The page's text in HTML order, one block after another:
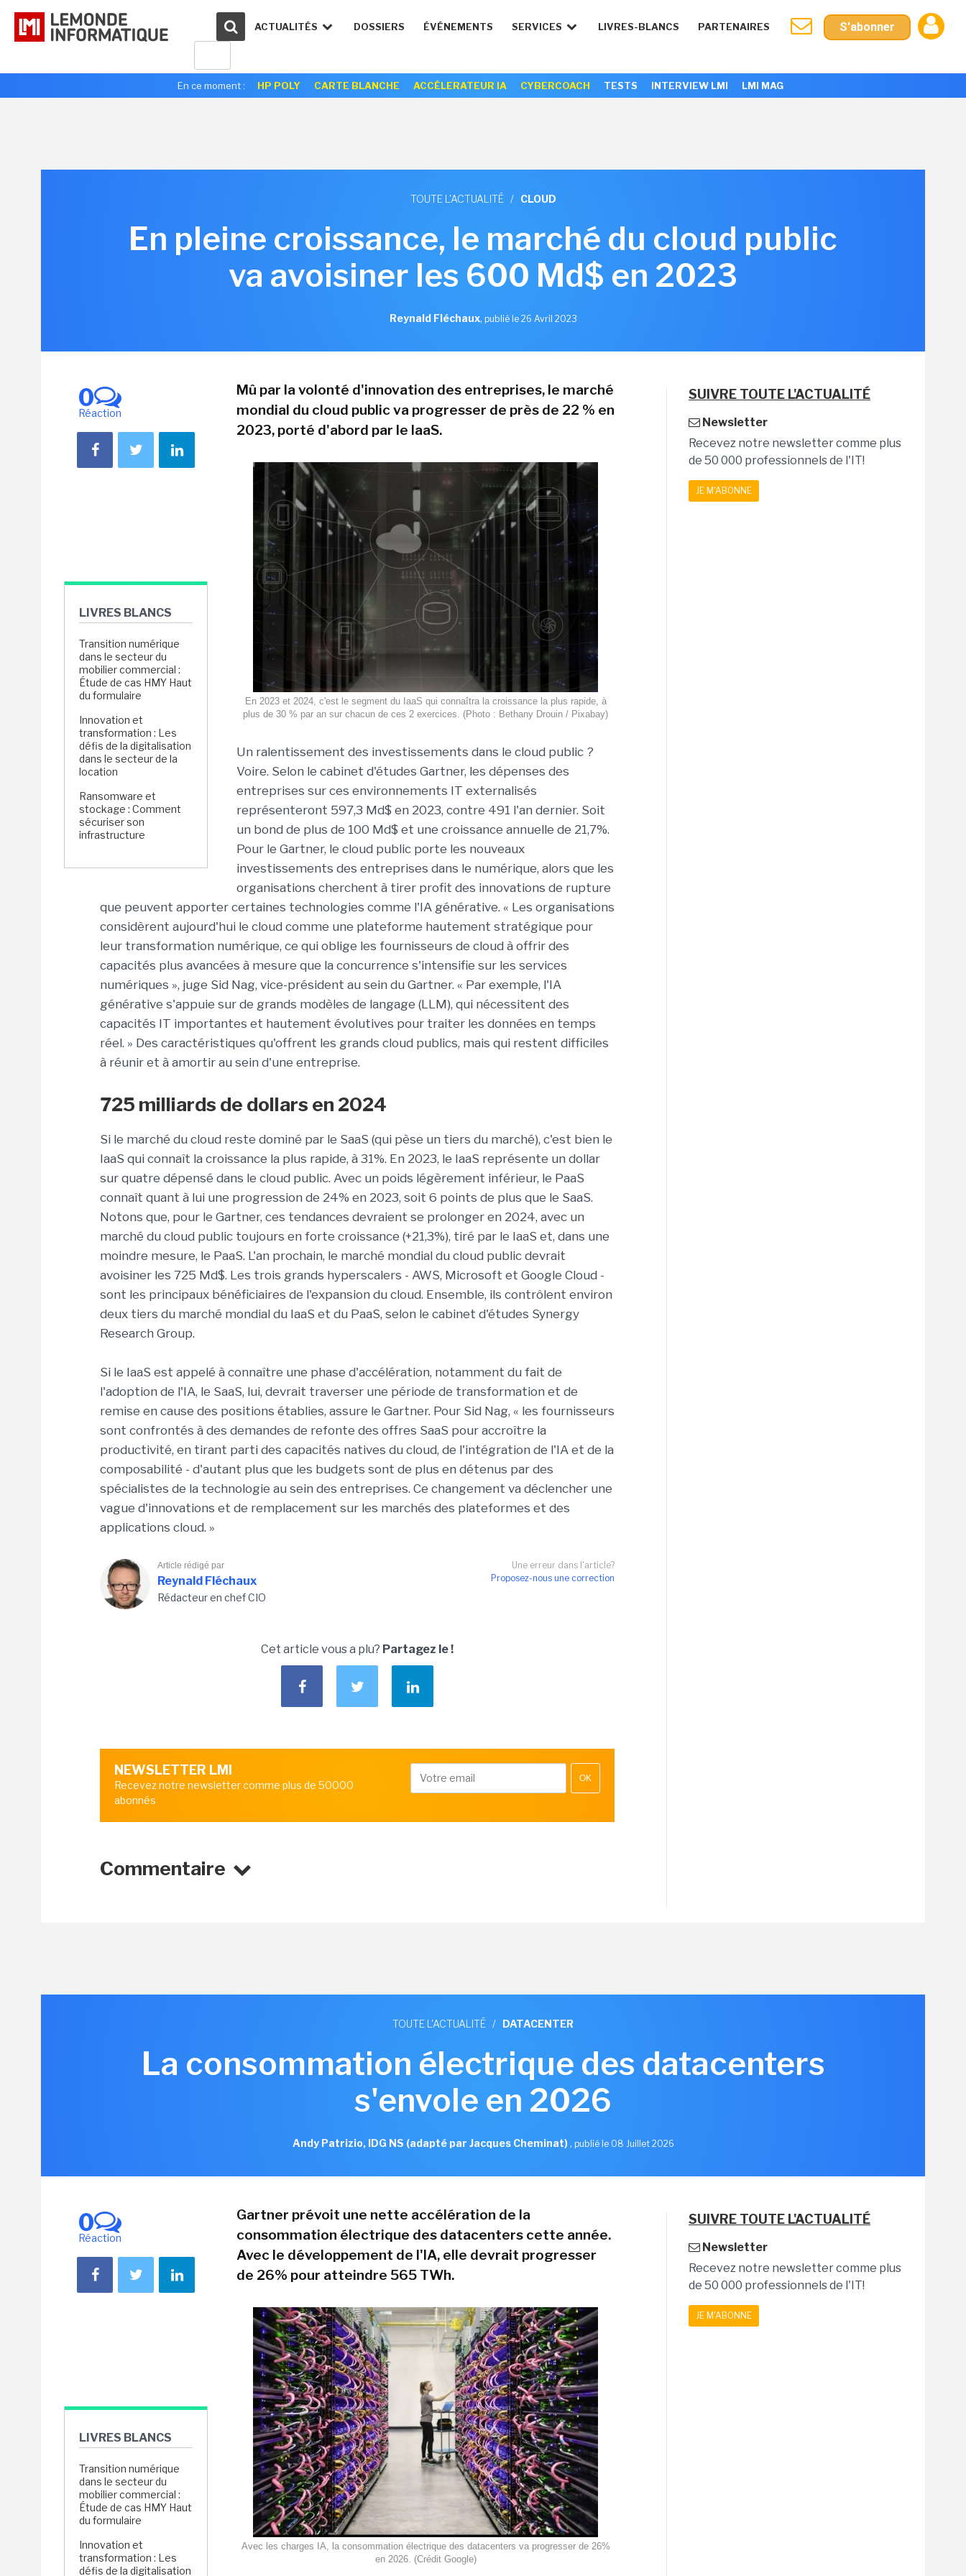
ACTUALITÉS DOSSIERS ÉVÉNEMENTS SERVICES LIVRES-BLANCS PARTENAIRES S'abonner
En ce moment : HP POLY CARTE BLANCHE ACCÉLERATEUR IA CYBERCOACH TESTS INTERVIEW LMI LMI MAG
TOUTE L'ACTUALITÉ / CLOUD
En pleine croissance, le marché du cloud public
va avoisiner les 600 Md$ en 2023
Reynald Fléchaux, publié le 26 Avril 2023
0
Réaction
LIVRES BLANCS
Transition numérique
dans le secteur du
mobilier commercial :
Étude de cas HMY Haut
du formulaire
Innovation et
transformation : Les
défis de la digitalisation
dans le secteur de la
location
Ransomware et
stockage : Comment
sécuriser son
infrastructure
Mû par la volonté d'innovation des entreprises, le marché
mondial du cloud public va progresser de près de 22 % en
2023, porté d'abord par le IaaS.
En 2023 et 2024, c'est le segment du IaaS qui connaîtra la croissance la plus rapide, à
plus de 30 % par an sur chacun de ces 2 exercices. (Photo : Bethany Drouin / Pixabay)
Un ralentissement des investissements dans le cloud public ?
Voire. Selon le cabinet d'études Gartner, les dépenses des
entreprises sur ces environnements IT externalisés
représenteront 597,3 Md$ en 2023, contre 491 l'an dernier. Soit
un bond de plus de 100 Md$ et une croissance annuelle de 21,7%.
Pour le Gartner, le cloud public porte les nouveaux
investissements des entreprises dans le numérique, alors que les
organisations cherchent à tirer profit des innovations de rupture
que peuvent apporter certaines technologies comme l'IA générative. « Les organisations
considèrent aujourd'hui le cloud comme une plateforme hautement stratégique pour
leur transformation numérique, ce qui oblige les fournisseurs de cloud à offrir des
capacités plus avancées à mesure que la concurrence s'intensifie sur les services
numériques », juge Sid Nag, vice-président au sein du Gartner. « Par exemple, l'IA
générative s'appuie sur de grands modèles de langage (LLM), qui nécessitent des
capacités IT importantes et hautement évolutives pour traiter les données en temps
réel. » Des caractéristiques qu'offrent les grands cloud publics, mais qui restent difficiles
à réunir et à amortir au sein d'une entreprise.
725 milliards de dollars en 2024
Si le marché du cloud reste dominé par le SaaS (qui pèse un tiers du marché), c'est bien le
IaaS qui connaît la croissance la plus rapide, à 31%. En 2023, le IaaS représente un dollar
sur quatre dépensé dans le cloud public. Avec un poids légèrement inférieur, le PaaS
connaît quant à lui une progression de 24% en 2023, soit 6 points de plus que le SaaS.
Notons que, pour le Gartner, ces tendances devraient se prolonger en 2024, avec un
marché du cloud public toujours en forte croissance (+21,3%), tiré par le IaaS et, dans une
moindre mesure, le PaaS. L'an prochain, le marché mondial du cloud public devrait
avoisiner les 725 Md$. Les trois grands hyperscalers - AWS, Microsoft et Google Cloud -
sont les principaux bénéficiaires de l'expansion du cloud. Ensemble, ils contrôlent environ
deux tiers du marché mondial du IaaS et du PaaS, selon le cabinet d'études Synergy
Research Group.
Si le IaaS est appelé à connaître une phase d'accélération, notamment du fait de
l'adoption de l'IA, le SaaS, lui, devrait traverser une période de transformation et de
remise en cause des positions établies, assure le Gartner. Pour Sid Nag, « les fournisseurs
sont confrontés à des demandes de refonte des offres SaaS pour accroître la
productivité, en tirant parti des capacités natives du cloud, de l'intégration de l'IA et de la
composabilité - d'autant plus que les budgets sont de plus en détenus par des
spécialistes de la technologie au sein des entreprises. Ce changement va déclencher une
vague d'innovations et de remplacement sur les marchés des plateformes et des
applications cloud. »
Une erreur dans l'article?
Proposez-nous une correction
Article rédigé par
Reynald Fléchaux
Rédacteur en chef CIO
Cet article vous a plu? Partagez le !
NEWSLETTER LMI
Recevez notre newsletter comme plus de 50000
abonnés
OK
Commentaire
SUIVRE TOUTE L'ACTUALITÉ
Newsletter
Recevez notre newsletter comme plus
de 50 000 professionnels de l'IT!
JE M'ABONNE
TOUTE L'ACTUALITÉ / DATACENTER
La consommation électrique des datacenters
s'envole en 2026
Andy Patrizio, IDG NS (adapté par Jacques Cheminat), publié le 08 Juillet 2026
0
Réaction
LIVRES BLANCS
Transition numérique
dans le secteur du
mobilier commercial :
Étude de cas HMY Haut
du formulaire
Innovation et
transformation : Les
défis de la digitalisation
Gartner prévoit une nette accélération de la
consommation électrique des datacenters cette année.
Avec le développement de l'IA, elle devrait progresser
de 26% pour atteindre 565 TWh.
Avec les charges IA, la consommation électrique des datacenters va progresser de 26%
en 2026. (Crédit Google)
SUIVRE TOUTE L'ACTUALITÉ
Newsletter
Recevez notre newsletter comme plus
de 50 000 professionnels de l'IT!
JE M'ABONNE